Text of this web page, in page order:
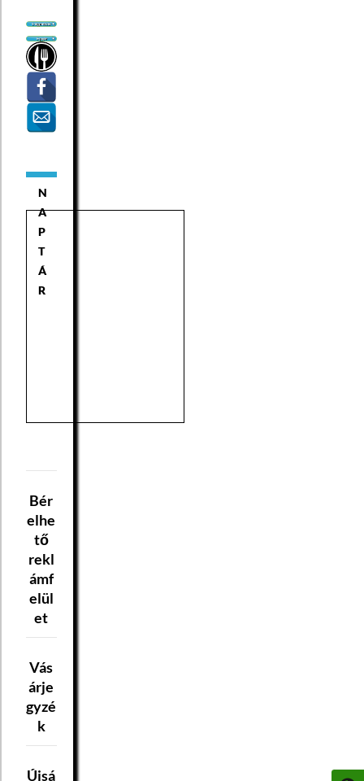
N
A
P
T
Á
R
Bér
elhe
tő
rekl
ámf
elül
et
Vás
árje
gyzé
k
Újsá